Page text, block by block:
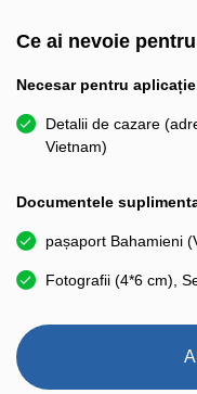
Ce ai nevoie
Necesar pentru
Detalii de cazare
Vietnam)
Documentele
pașaport Bahamieni
Fotografii (4*6 cm),